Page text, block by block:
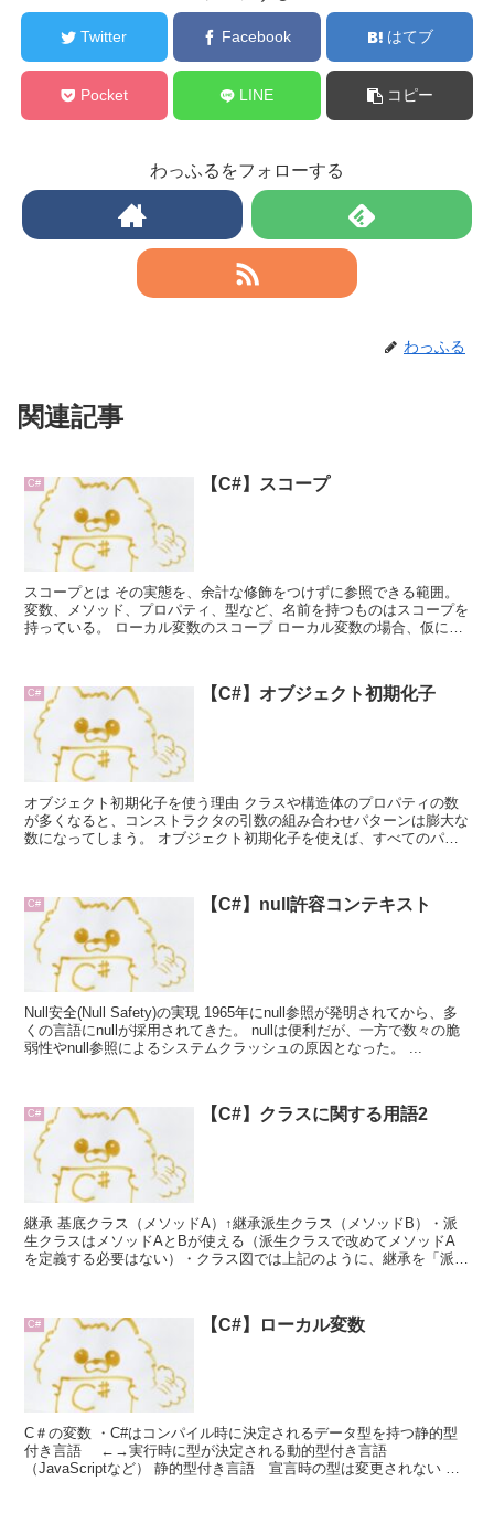
Twitter Facebook はてブ
Pocket LINE コピー
わっふるをフォローする
わっふる
関連記事
C# 【C#】スコープ
スコープとは その実態を、余計な修飾をつけずに参照できる範囲。
変数、メソッド、プロパティ、型など、名前を持つものはスコープを
持っている。 ローカル変数のスコープ ローカル変数の場合、仮に修
C# 【C#】オブジェクト初期化子
オブジェクト初期化子を使う理由 クラスや構造体のプロパティの数
が多くなると、コンストラクタの引数の組み合わせパターンは膨大な
数になってしまう。 オブジェクト初期化子を使えば、すべてのパタ
C# 【C#】null許容コンテキスト
Null安全(Null Safety)の実現 1965年にnull参照が発明されてから、多
くの言語にnullが採用されてきた。 nullは便利だが、一方で数々の脆
弱性やnull参照によるシステムクラッシュの原因となった。 ...
C# 【C#】クラスに関する用語2
継承 基底クラス（メソッドA）↑継承派生クラス（メソッドB）・派
生クラスはメソッドAとBが使える（派生クラスで改めてメソッドA
を定義する必要はない）・クラス図では上記のように、継承を「派生
C# 【C#】ローカル変数
C＃の変数 ・C#はコンパイル時に決定されるデータ型を持つ静的型
付き言語 ←→実行時に型が決定される動的型付き言語
（JavaScriptなど） 静的型付き言語 宣言時の型は変更されない 動